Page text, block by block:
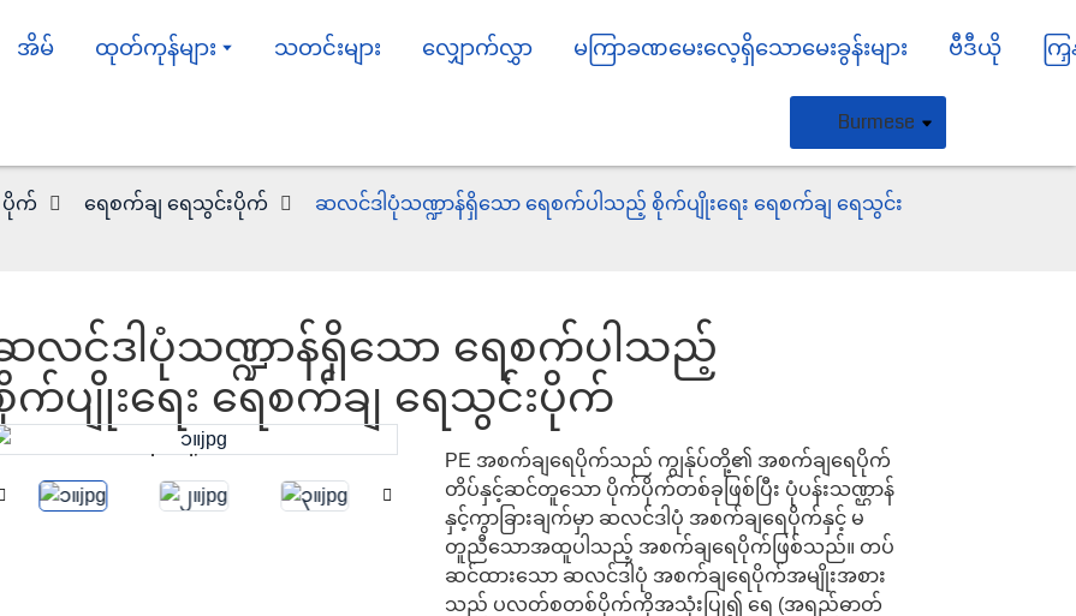
အိမ် ထုတ်ကုန်များ သတင်းများ လျှောက်လွှာ မကြာခဏမေးလေ့ရှိသောမေးခွန်းများ ဗီဒီယို က
Burmese
ပိုက် ရေစက်ချ ရေသွင်းပိုက်
ဆလင်ဒါပုံသဏ္ဍာန်ရှိသော ရေစက်ပါသည့် စိုက်ပျိုးရေး ရေစက်ချ ရေသွင်း
လင်ဒါပုံသဏ္ဍာန်ရှိသော ရေစက်ပါသည့်
က်ပျိုးရေး ရေစက်ချ ရေသွင်းပိုက်
Loading...
Loading... Loading...
Loading...
PE အစက်ချရေပိုက်သည် ကျွန်ုပ်တို့၏ အစက်ချရေပိုက်
တိပ်နှင့်ဆင်တူသော ပိုက်ပိုက်တစ်ခုဖြစ်ပြီး ပုံပန်းသဏ္ဌာန်
နှင့်ကွာခြားချက်မှာ ဆလင်ဒါပုံ အစက်ချရေပိုက်နှင့် မ
တူညီသောအထူပါသည့် အစက်ချရေပိုက်ဖြစ်သည်။ တပ်
ဆင်ထားသော ဆလင်ဒါပုံ အစက်ချရေပိုက်အမျိုးအစား
သည် ပလတ်စတစ်ပိုက်ကိုအသုံးပြု၍ ရေ (အရည်ဓာတ်